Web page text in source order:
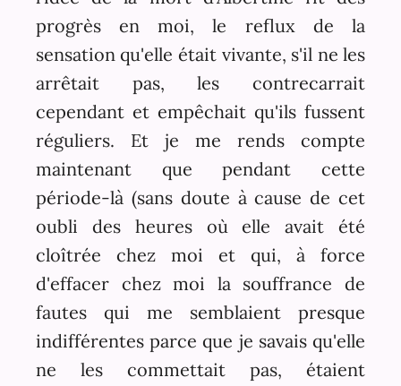
progrès en moi, le reflux de la
sensation qu'elle était vivante, s'il ne les
arrêtait pas, les contrecarrait
cependant et empêchait qu'ils fussent
réguliers. Et je me rends compte
maintenant que pendant cette
période-là (sans doute à cause de cet
oubli des heures où elle avait été
cloîtrée chez moi et qui, à force
d'effacer chez moi la souffrance de
fautes qui me semblaient presque
indifférentes parce que je savais qu'elle
ne les commettait pas, étaient